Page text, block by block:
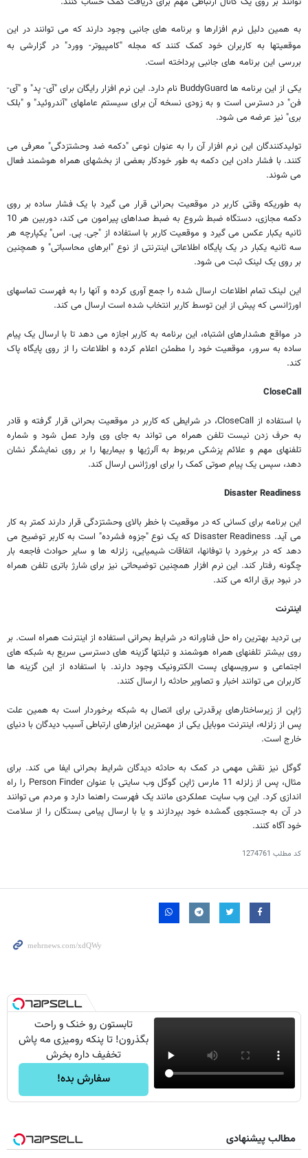
به همین دلیل نرم افزارها و برنامه های جانبی وجود دارند که می توانند در این
موقعیتها به کاربران خود کمک کنند که مجله "کامپیوتر- وورد" در گزارشی به
بررسی این برنامه های جانبی پرداخته است.
یکی از این برنامه ها BuddyGuard نام دارد. این نرم افزار رایگان برای "آی- پد" و "آی-
فن" در دسترس است و به زودی نسخه آن برای سیستم عاملهای "آندروئید" و "بلک
بری" نیز عرضه می شود.
تولیدکنندگان این نرم افزار آن را به عنوان نوعی "دکمه ضد وحشتزدگی" معرفی می
کنند. با فشار دادن این دکمه به طور خودکار بعضی از بخشهای همراه هوشمند فعال
می شوند.
به طوریکه وقتی کاربر در موقعیت بحرانی قرار می گیرد با یک فشار ساده بر روی
دکمه مجازی، دستگاه ضبط شروع به ضبط صداهای پیرامون می کند، دوربین هر 10
ثانیه یکبار عکس می گیرد و موقعیت کاربر با استفاده از "جی. پی. اس" یکپارچه هر
سه ثانیه یکبار در یک پایگاه اطلاعاتی اینترنتی از نوع "ابرهای محاسباتی" و همچنین
بر روی یک لینک ثبت می شود.
این لینک تمام اطلاعات ارسال شده را جمع آوری کرده و آنها را به فهرست تماسهای
اورژانسی که پیش از این توسط کاربر انتخاب شده است ارسال می کند.
در مواقع هشدارهای اشتباه، این برنامه به کاربر اجازه می دهد تا با ارسال یک پیام
ساده به سرور، موقعیت خود را مطمئن اعلام کرده و اطلاعات را از روی پایگاه پاک
کند.
CloseCall
با استفاده از CloseCall، در شرایطی که کاربر در موقعیت بحرانی قرار گرفته و قادر
به حرف زدن نیست تلفن همراه می تواند به جای وی وارد عمل شود و شماره
تلفنهای مهم و علائم پزشکی مربوط به آلرژیها و بیماریها را بر روی نمایشگر نشان
دهد، سپس یک پیام صوتی کمک را برای اورژانس ارسال کند.
Disaster Readiness
این برنامه برای کسانی که در موقعیت با خطر بالای وحشتزدگی قرار دارند کمتر به کار
می آید. Disaster Readiness که یک نوع "جزوه فشرده" است به کاربر توضیح می
دهد که در برخورد با توفانها، اتفاقات شیمیایی، زلزله ها و سایر حوادث فاجعه بار
چگونه رفتار کند. این نرم افزار همچنین توضیحاتی نیز برای شارژ باتری تلفن همراه
در نبود برق ارائه می کند.
اینترنت
بی تردید بهترین راه حل فناورانه در شرایط بحرانی استفاده از اینترنت همراه است. بر
روی بیشتر تلفنهای همراه هوشمند و تبلتها گزینه های دسترسی سریع به شبکه های
اجتماعی و سرویسهای پست الکترونیک وجود دارند. با استفاده از این گزینه ها
کاربران می توانند اخبار و تصاویر حادثه را ارسال کنند.
ژاپن از زیرساختارهای پرقدرتی برای اتصال به شبکه برخوردار است به همین علت
پس از زلزله، اینترنت موبایل یکی از مهمترین ابزارهای ارتباطی آسیب دیدگان با دنیای
خارج است.
گوگل نیز نقش مهمی در کمک به حادثه دیدگان شرایط بحرانی ایفا می کند. برای
مثال، پس از زلزله 11 مارس ژاپن گوگل وب سایتی با عنوان Person Finder را راه
اندازی کرد. این وب سایت عملکردی مانند یک فهرست راهنما دارد و مردم می توانند
در آن به جستجوی گمشده خود بپردازند و یا با ارسال پیامی بستگان را از سلامت
خود آگاه کنند.
کد مطلب 1274761
تابستون رو خنک و راحت
بگذرون! تا پنکه رومیزی مه پاش
تخفیف داره بخرش
سفارش بده!
مطالب پیشنهادی